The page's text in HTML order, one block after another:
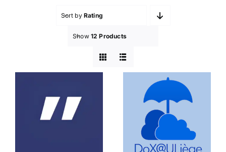
Sort by Rating
Show 12 Products
Ditto DoX@ULiège